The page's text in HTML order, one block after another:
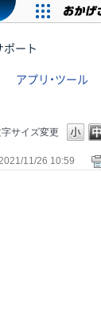
ポート
アプリ・ツール
サイズ変更
11/26 10:59